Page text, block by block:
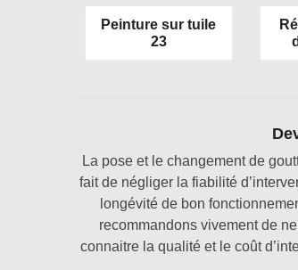
Peinture sur tuile
23
La pose et le changement de
fait de négliger la fiabilité
longévité de bon
recommandons vivement de
connaitre la qualité et le coût